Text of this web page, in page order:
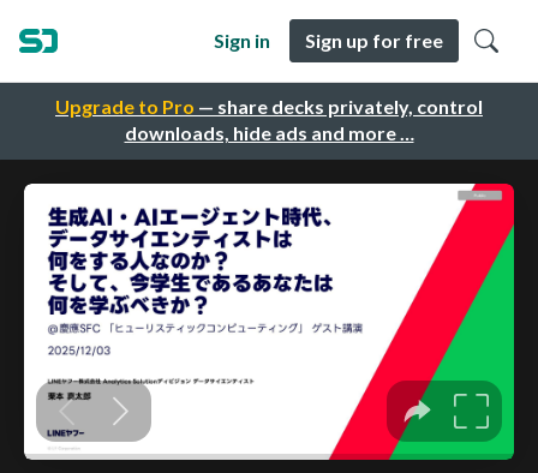
Upgrade to Pro — share decks privately, control
downloads, hide ads and more …
Sign in Sign up for free